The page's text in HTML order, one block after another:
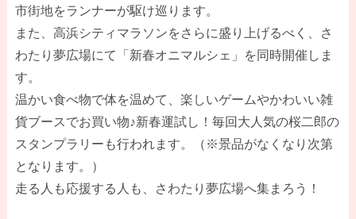
市街地をランナーが駆け巡ります。
また、高浜シティマラソンをさらに盛り上げるべく、さ
わたり夢広場にて「新春オニマルシェ」を同時開催しま
す。
温かい食べ物で体を温めて、楽しいゲームやかわいい雑
貨ブースでお買い物♪新春運試し！毎回大人気の桜二郎の
スタンプラリーも行われます。（※景品がなくなり次第
となります。）
走る人も応援する人も、さわたり夢広場へ集まろう！